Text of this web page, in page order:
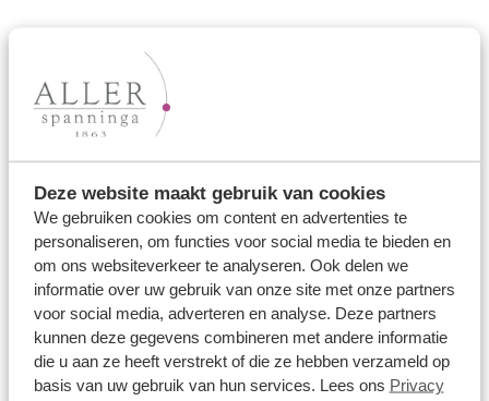
Deze website maakt gebruik van cookies
We gebruiken cookies om content en advertenties te
personaliseren, om functies voor social media te bieden en
om ons websiteverkeer te analyseren. Ook delen we
informatie over uw gebruik van onze site met onze partners
voor social media, adverteren en analyse. Deze partners
kunnen deze gegevens combineren met andere informatie
die u aan ze heeft verstrekt of die ze hebben verzameld op
basis van uw gebruik van hun services. Lees ons Privacy
Ons aanbod
Trouwringen
Verlovingsringen
Vriendschapsringen
Over ons
Aller Spanninga
Historie
Certificaten